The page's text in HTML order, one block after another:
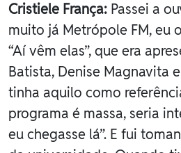
Cristiele França: Passei a
muito já Metrópole FM, eu
“Aí vêm elas”, que era
Batista, Denise Magnavita
tinha aquilo como
programa é massa, seria
eu chegasse lá”. E fui